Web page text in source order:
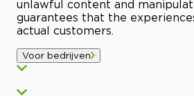
unlawful content and
guarantees that the
actual customers.
Voor bedrijven